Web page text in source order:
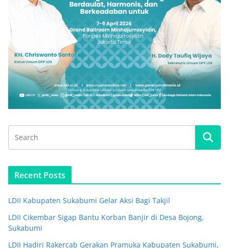
Recent Posts
LDII Kabupaten Sukabumi Gelar Aksi Bagi Takjil
LDII Cikembar Sigap Bantu Korban Banjir di Desa Bojong,
Sukabumi
LDII Hadiri Rakercab Gerakan Pramuka Kabupaten Sukabumi,